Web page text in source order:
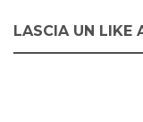
LASCIA UN LIKE